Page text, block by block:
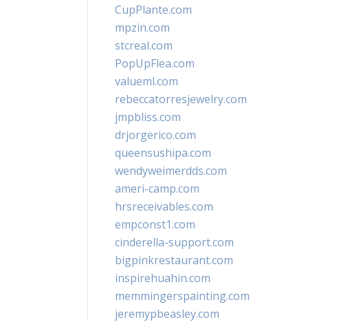
CupPlante.com
mpzin.com
stcreal.com
PopUpFlea.com
valueml.com
rebeccatorresjewelry.com
jmpbliss.com
drjorgerico.com
queensushipa.com
wendyweimerdds.com
ameri-camp.com
hrsreceivables.com
empconst1.com
cinderella-support.com
bigpinkrestaurant.com
inspirehuahin.com
memmingerspainting.com
jeremypbeasley.com